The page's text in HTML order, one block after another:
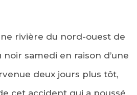
rivière du nord-ouest de
noir samedi en raison d’une
deux jours plus tôt,
cet accident qui a poussé